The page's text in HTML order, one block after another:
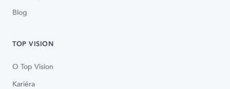
Blog
TOP VISION
O Top Vision
Kariéra